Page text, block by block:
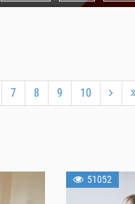
7 8 9 10
51052